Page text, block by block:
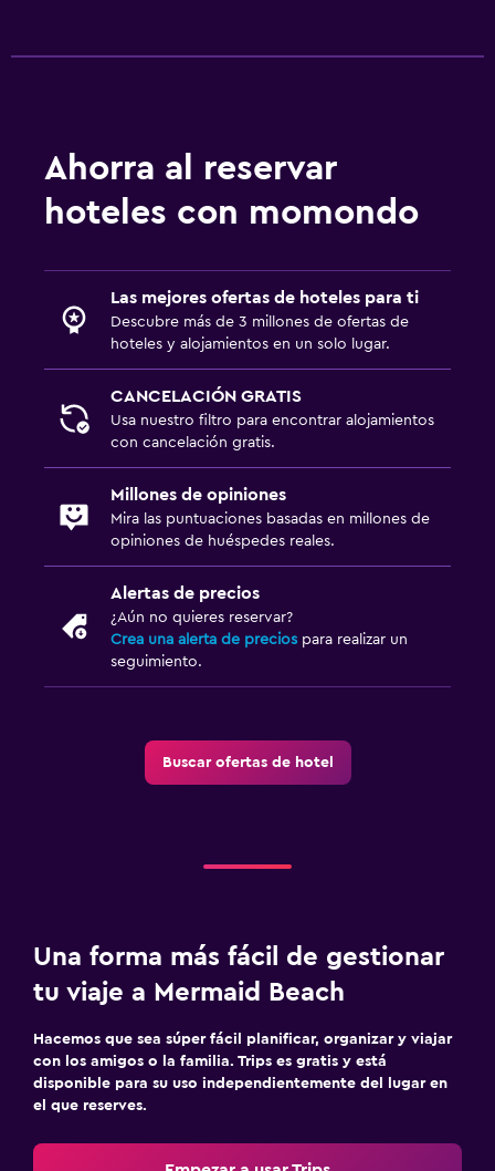
Ahorra al reservar
hoteles con momondo
Las mejores ofertas de hoteles para ti
Descubre más de 3 millones de ofertas de
hoteles y alojamientos en un solo lugar.
CANCELACIÓN GRATIS
Usa nuestro filtro para encontrar alojamientos
con cancelación gratis.
Millones de opiniones
Mira las puntuaciones basadas en millones de
opiniones de huéspedes reales.
Alertas de precios
¿Aún no quieres reservar?
Crea una alerta de precios para realizar un
seguimiento.
Buscar ofertas de hotel
Una forma más fácil de gestionar
tu viaje a Mermaid Beach
Hacemos que sea súper fácil planificar, organizar y viajar
con los amigos o la familia. Trips es gratis y está
disponible para su uso independientemente del lugar en
el que reserves.